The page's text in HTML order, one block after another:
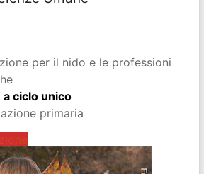
per il nido e le professioni
ciclo unico
primaria